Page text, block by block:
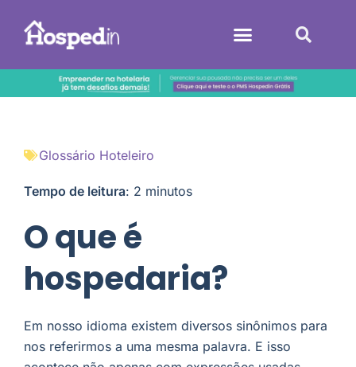
Glossário Hoteleiro
Tempo de leitura: 2 minutos
O que é
hospedaria?
Em nosso idioma existem diversos sinônimos para
nos referirmos a uma mesma palavra. E isso